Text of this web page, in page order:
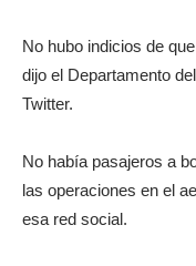
No hubo indicios de
dijo el Departamento
Twitter.
No había pasajeros a
las operaciones en el
esa red social.